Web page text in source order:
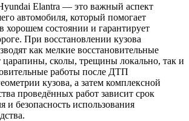
Elantra — это важный аспект
автомобиля, который помогает
хорошем состоянии и гарантирует
При восстановлении кузова
как мелкие восстановительные
царапины, сколы, трещины локально, так и
работы после ДТП
кузова, а затем комплексной
проведённых работ зависит срок
и безопасность использования